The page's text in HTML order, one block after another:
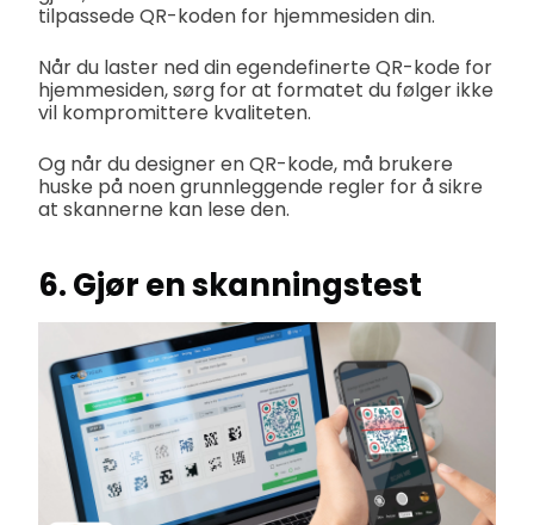
tilpassede QR-koden for hjemmesiden din.
Når du laster ned din egendefinerte QR-kode for
hjemmesiden, sørg for at formatet du følger ikke
vil kompromittere kvaliteten.
Og når du designer en QR-kode, må brukere
huske på noen grunnleggende regler for å sikre
at skannerne kan lese den.
6. Gjør en skanningstest